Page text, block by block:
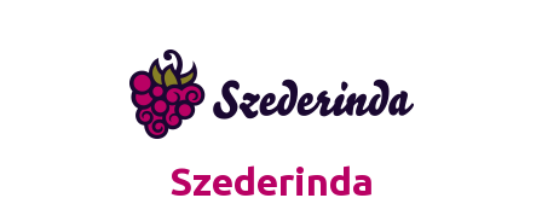
Szederinda